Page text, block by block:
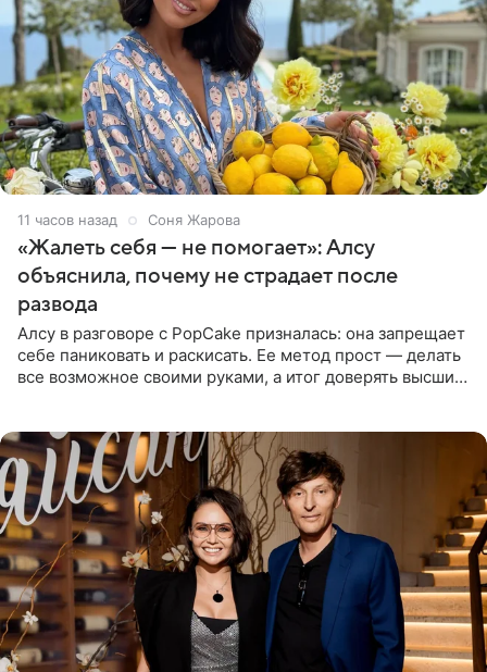
11 часов назад Соня Жарова
«Жалеть себя — не помогает»: Алсу
объяснила, почему не страдает после
развода
Алсу в разговоре с PopCake призналась: она запрещает
себе паниковать и раскисать. Ее метод прост — делать
все возможное своими руками, а итог доверять высшим